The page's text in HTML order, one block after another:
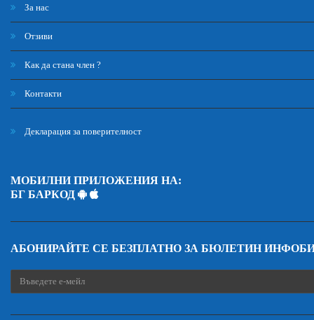
За нас
Отзиви
Как да стана член ?
Контакти
Декларация за поверителност
МОБИЛНИ ПРИЛОЖЕНИЯ НА:
БГ БАРКОД
АБОНИРАЙТЕ СЕ БЕЗПЛАТНО ЗА БЮЛЕТИН